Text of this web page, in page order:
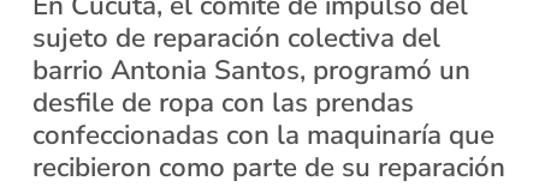
sujeto de reparación colectiva del
barrio Antonia Santos, programó un
desfile de ropa con las prendas
confeccionadas con la maquinaría que
recibieron como parte de su reparación